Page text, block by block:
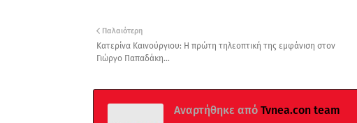
Παλαιότερη
Κατερίνα Καινούργιου: Η πρώτη τηλεοπτική της εμφάνιση στον
Γιώργο Παπαδάκη...
Αναρτήθηκε από Tvnea.con team